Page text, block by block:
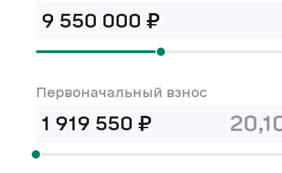
₽
Первоначальный взнос
₽